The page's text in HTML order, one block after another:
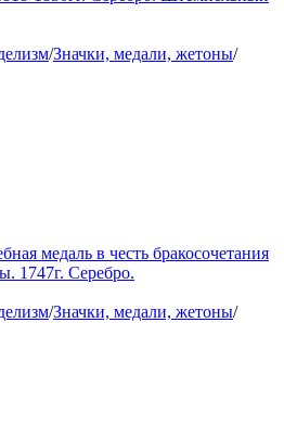
/Значки, медали, жетоны/
медаль в честь бракосочетания
1747г. Серебро.
/Значки, медали, жетоны/